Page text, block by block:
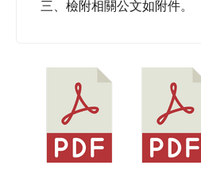
三、檢附相關公文如附件。